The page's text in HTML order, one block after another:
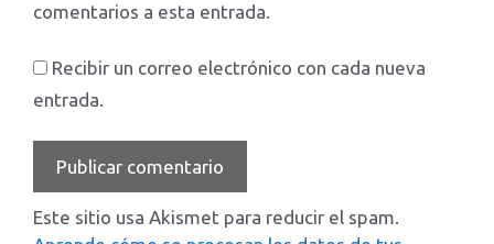
comentarios a esta entrada.
Recibir un correo electrónico con cada nueva
entrada.
Este sitio usa Akismet para reducir el spam.